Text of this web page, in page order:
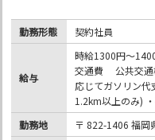
勤務形態 契約社員
給与
時給1300円～
交通費 公共交通
応じてガソリン
1.2km以上のみ)
勤務地
〒 822-1406 福